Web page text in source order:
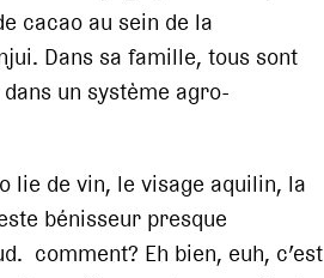
cacao au sein de la
Dans sa famille, tous sont
un système agro-
lie de vin, le visage aquilin, la
bénisseur presque
comment? Eh bien, euh, c’est